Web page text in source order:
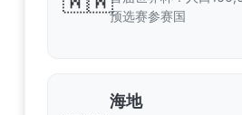
预选赛参赛国
海地